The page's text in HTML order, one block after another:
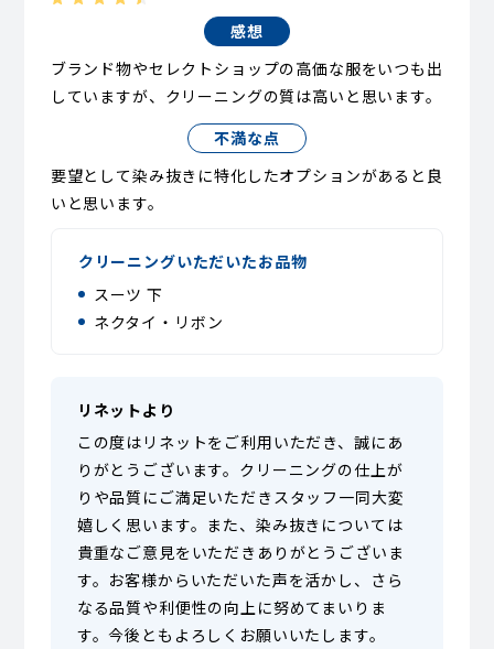
感想
ブランド物やセレクトショップの高価な服をいつも出
していますが、クリーニングの質は高いと思います。
不満な点
要望として染み抜きに特化したオプションがあると良
いと思います。
クリーニングいただいたお品物
スーツ 下
ネクタイ・リボン
リネットより
この度はリネットをご利用いただき、誠にあ
りがとうございます。クリーニングの仕上が
りや品質にご満足いただきスタッフ一同大変
嬉しく思います。また、染み抜きについては
貴重なご意見をいただきありがとうございま
す。お客様からいただいた声を活かし、さら
なる品質や利便性の向上に努めてまいりま
す。今後ともよろしくお願いいたします。